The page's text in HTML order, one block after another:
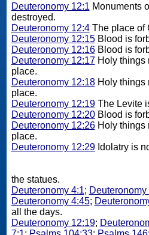
Deuteronomy 12:1 Monuments
destroyed.
Deuteronomy 12:4The place of
Deuteronomy 12:15Blood is
Deuteronomy 12:16Blood is
Deuteronomy 12:17Holy things
place.
Deuteronomy 12:18Holy things
place.
Deuteronomy 12:19The Levite
Deuteronomy 12:20Blood is
Deuteronomy 12:26Holy things
place.
Deuteronomy 12:29Idolatry is
the statues.
Deuteronomy 4:1; Deuteronomy
Deuteronomy 4:45;
all the days.
Deuteronomy 12:19;